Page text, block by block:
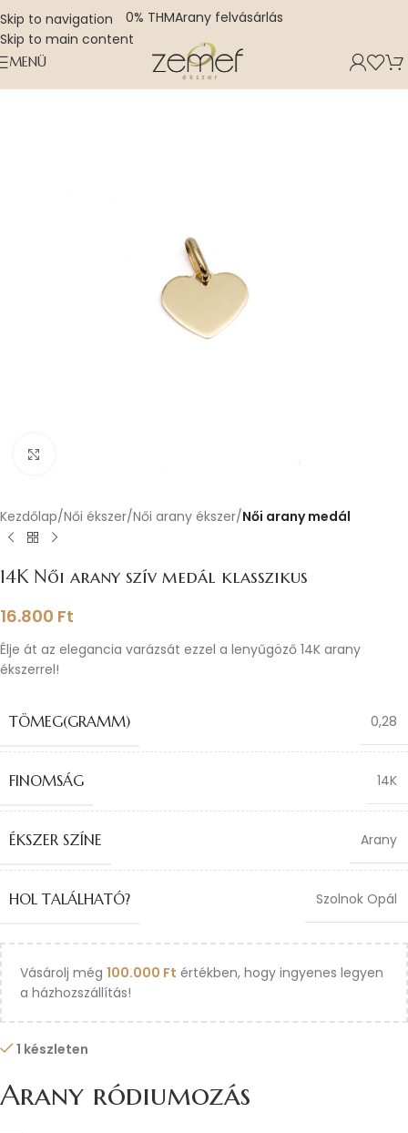
Skip to navigation
Skip to main content
0% THMArany felvásárlás
MENÜ
Kezdőlap Női ékszer Női arany ékszer Női arany medál
14K Női arany szív medál klasszikus
16.800 Ft
Élje át az elegancia varázsát ezzel a lenyűgöző 14K arany
ékszerrel!
TÖMEG(GRAMM) 0,28
FINOMSÁG 14K
ÉKSZER SZÍNE Arany
HOL TALÁLHATÓ? Szolnok Opál
Vásárolj még 100.000 Ft értékben, hogy ingyenes legyen
a házhozszállítás!
1 készleten
Arany ródiumozás